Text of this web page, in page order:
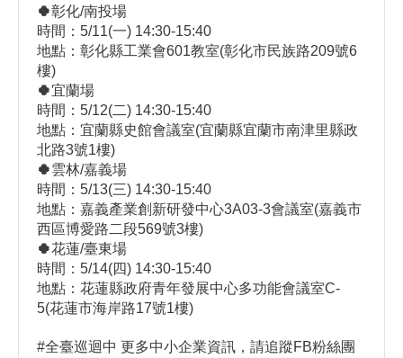
🍀彰化/南投場
時間：5/11(一) 14:30-15:40
地點：彰化縣工業會601教室(彰化市民族路209號6
樓)
🍀宜蘭場
時間：5/12(二) 14:30-15:40
地點：宜蘭縣史館會議室(宜蘭縣宜蘭市南津里縣政
北路3號1樓)
🍀雲林/嘉義場
時間：5/13(三) 14:30-15:40
地點：嘉義產業創新研發中心3A03-3會議室(嘉義市
西區博愛路二段569號3樓)
🍀花蓮/臺東場
時間：5/14(四) 14:30-15:40
地點：花蓮縣政府青年發展中心多功能會議室C-
5(花蓮市海岸路17號1樓)
#全臺巡迴中 更多中小企業資訊，請追蹤FB粉絲團